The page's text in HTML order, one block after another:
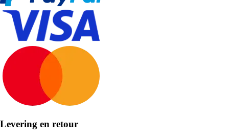
Levering en retour